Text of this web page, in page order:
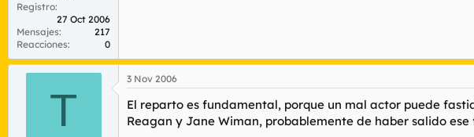
Registro
27 Oct 2006
Mensajes
217
Reacciones
0
T
3 Nov 2006
El reparto es fundamental, porque un mal actor puede
Reagan y Jane Wiman, probablemente de haber salido